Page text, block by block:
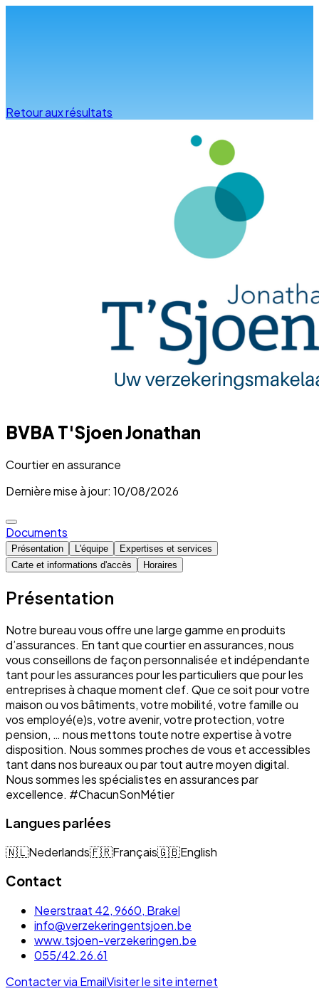
Retour aux résultats
BVBA T'Sjoen Jonathan
Courtier en assurance
Dernière mise à jour: 10/08/2026
Documents
Présentation L'équipe
Expertises et services
Carte et informations d'accès
Horaires
Présentation
Notre bureau vous offre une large gamme en produits
d’assurances. En tant que courtier en assurances, nous
vous conseillons de façon personnalisée et indépendante
tant pour les assurances pour les particuliers que pour les
entreprises à chaque moment clef. Que ce soit pour votre
maison ou vos bâtiments, votre mobilité, votre famille ou
vos employé(e)s, votre avenir, votre protection, votre
pension, … nous mettons toute notre expertise à votre
disposition. Nous sommes proches de vous et accessibles
tant dans nos bureaux ou par tout autre moyen digital.
Nous sommes les spécialistes en assurances par
excellence. #ChacunSonMétier
Langues parlées
🇳🇱Nederlands🇫🇷Français🇬🇧English
Contact
Neerstraat 42, 9660, Brakel
info@verzekeringentsjoen.be
www.tsjoen-verzekeringen.be
055/42.26.61
Contacter via EmailVisiter le site internet